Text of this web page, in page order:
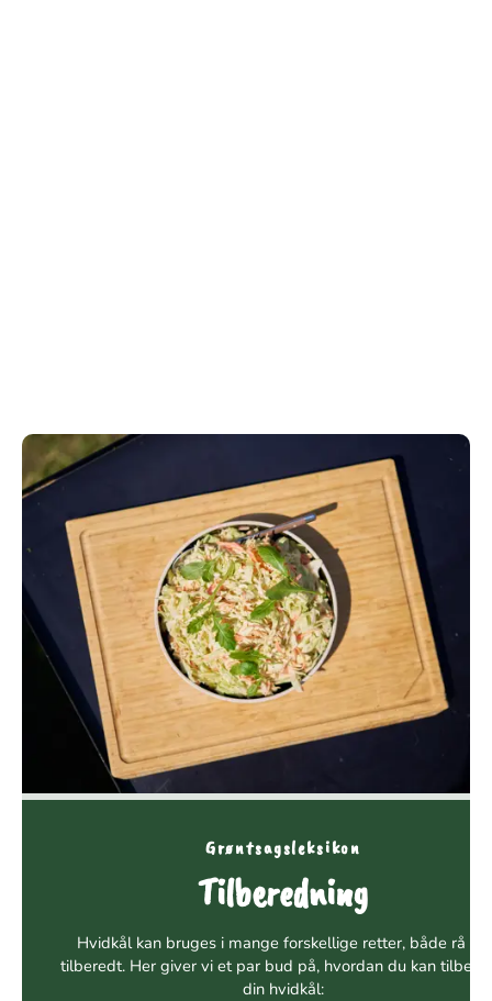
Grøntsagsleksikon
Tilberedning
Hvidkål kan bruges i mange forskellige retter, både rå og
tilberedt. Her giver vi et par bud på, hvordan du kan
din hvidkål: